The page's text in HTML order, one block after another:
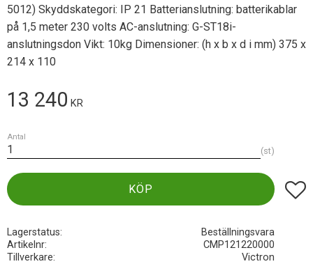
5012) Skyddskategori: IP 21 Batterianslutning: batterikablar
på 1,5 meter 230 volts AC-anslutning: G-ST18i-
anslutningsdon Vikt: 10kg Dimensioner: (h x b x d i mm) 375 x
214 x 110
13 240 KR
Antal
st
KÖP Lägg
Lagerstatus
Beställningsvara
Artikelnr
CMP121220000
Tillverkare
Victron